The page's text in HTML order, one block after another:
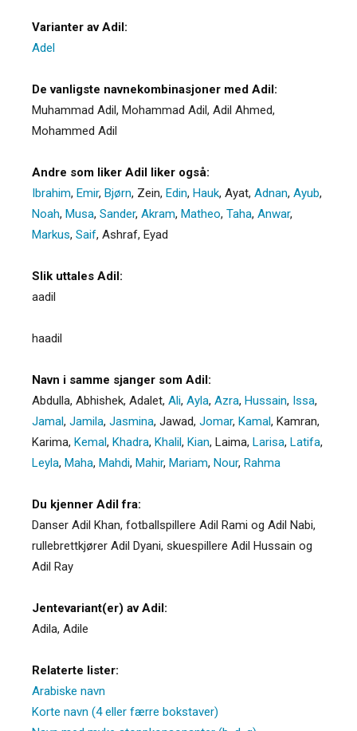
Varianter av Adil:
Adel
De vanligste navnekombinasjoner med Adil:
Muhammad Adil, Mohammad Adil, Adil Ahmed,
Mohammed Adil
Andre som liker Adil liker også:
Ibrahim, Emir, Bjørn, Zein, Edin, Hauk, Ayat, Adnan, Ayub,
Noah, Musa, Sander, Akram, Matheo, Taha, Anwar,
Markus, Saif, Ashraf, Eyad
Slik uttales Adil:
aadil
haadil
Navn i samme sjanger som Adil:
Abdulla, Abhishek, Adalet, Ali, Ayla, Azra, Hussain, Issa,
Jamal, Jamila, Jasmina, Jawad, Jomar, Kamal, Kamran,
Karima, Kemal, Khadra, Khalil, Kian, Laima, Larisa, Latifa,
Leyla, Maha, Mahdi, Mahir, Mariam, Nour, Rahma
Du kjenner Adil fra:
Danser Adil Khan, fotballspillere Adil Rami og Adil Nabi,
rullebrettkjører Adil Dyani, skuespillere Adil Hussain og
Adil Ray
Jentevariant(er) av Adil:
Adila, Adile
Relaterte lister:
Arabiske navn
Korte navn (4 eller færre bokstaver)